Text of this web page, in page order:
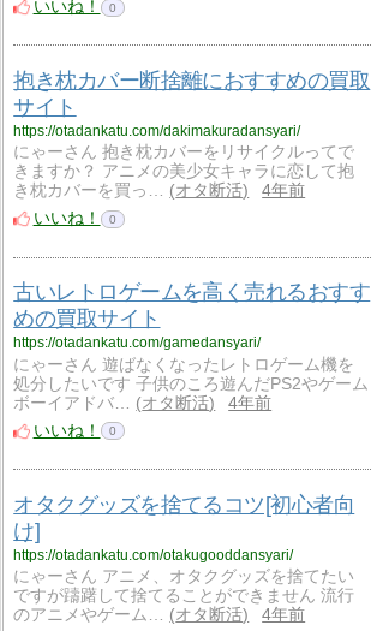
いいね！
0
抱き枕カバー断捨離におすすめの買取
サイト
https://otadankatu.com/dakimakuradansyari/
にゃーさん 抱き枕カバーをリサイクルってで
きますか？ アニメの美少女キャラに恋して抱
き枕カバーを買っ…
オタ断活
4年前
いいね！
0
古いレトロゲームを高く売れるおすす
めの買取サイト
https://otadankatu.com/gamedansyari/
にゃーさん 遊ばなくなったレトロゲーム機を
処分したいです 子供のころ遊んだPS2やゲーム
ボーイアドバ…
オタ断活
4年前
いいね！
0
オタクグッズを捨てるコツ[初心者向
け]
https://otadankatu.com/otakugooddansyari/
にゃーさん アニメ、オタクグッズを捨てたい
ですが躊躇して捨てることができません 流行
のアニメやゲーム…
オタ断活
4年前